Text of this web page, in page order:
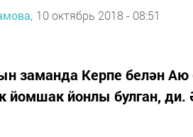
10 октябрь 2018 - 08:51
заманда Керпе белән Аю
йомшак йонлы булган,